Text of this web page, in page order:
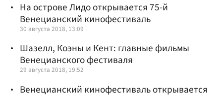
На острове Лидо открывается 75-й
Венецианский кинофестиваль
30 августа 2018, 13:09
Шазелл, Коэны и Кент: главные фильмы
Венецианского фестиваля
29 августа 2018, 19:52
Венецианский кинофестиваль открывается